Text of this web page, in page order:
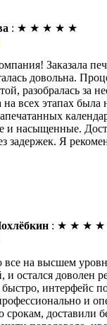
: ★ ★ ★ ★ ★
Заказала
довольна.
разобралась за
всех этапах была
и насыщенные.
задержек. Я
: ★ ★ ★ ★
на высшем
и остался доволен
интерфейс
и
срокам, доставили